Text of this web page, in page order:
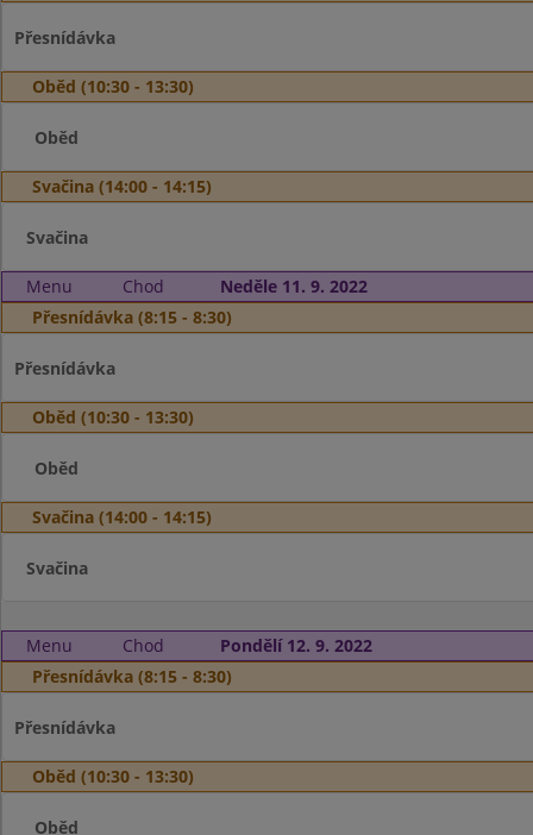
Přesnídávka
Oběd (10:30 - 13:30)
Oběd
Svačina (14:00 - 14:15)
Svačina
Menu Chod
Neděle 11. 9. 2022
Přesnídávka (8:15 - 8:30)
Přesnídávka
Oběd (10:30 - 13:30)
Oběd
Svačina (14:00 - 14:15)
Svačina
Menu Chod
Pondělí 12. 9. 2022
Přesnídávka (8:15 - 8:30)
Přesnídávka
Oběd (10:30 - 13:30)
Oběd